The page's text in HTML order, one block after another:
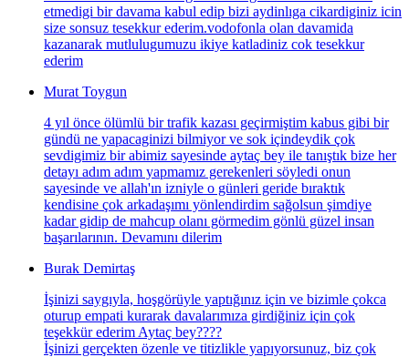
etmedigi bir davama kabul edip bizi aydinlıga cikardiginiz icin
size sonsuz tesekkur ederim.vodofonla olan davamida
kazanarak mutlulugumuzu ikiye katladiniz cok tesekkur
ederim
Murat Toygun
4 yıl önce ölümlü bir trafik kazası geçirmiştim kabus gibi bir
gündü ne yapacaginizi bilmiyor ve sok içindeydik çok
sevdigimiz bir abimiz sayesinde aytaç bey ile tanıştık bize her
detayı adım adım yapmamız gerekenleri söyledi onun
sayesinde ve allah'ın izniyle o günleri geride bıraktık
kendisine çok arkadaşımı yönlendirdim sağolsun şimdiye
kadar gidip de mahcup olanı görmedim gönlü güzel insan
başarılarının. Devamını dilerim
Burak Demirtaş
İşinizi saygıyla, hoşgörüyle yaptığınız için ve bizimle çokca
oturup empati kurarak davalarımıza girdiğiniz için çok
teşekkür ederim Aytaç bey????
İşinizi gerçekten özenle ve titizlikle yapıyorsunuz, biz çok